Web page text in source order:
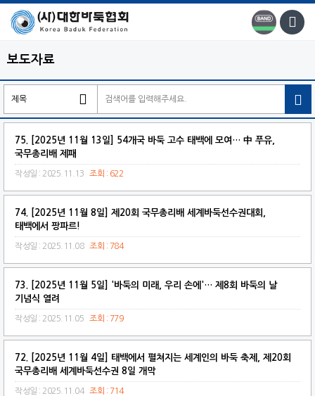
보도자료

75. [2025년 11월 13일] 54개국 바둑 고수 태백에 모여… 中 푸유,
국무총리배 제패
작성일 : 2025.11.13 조회 : 622
74. [2025년 11월 8일] 제20회 국무총리배 세계바둑선수권대회,
태백에서 팡파르!
작성일 : 2025.11.08 조회 : 784
73. [2025년 11월 5일] '바둑의 미래, 우리 손에'… 제8회 바둑의 날
기념식 열려
작성일 : 2025.11.05 조회 : 779
72. [2025년 11월 4일] 태백에서 펼쳐지는 세계인의 바둑 축제, 제20회
국무총리배 세계바둑선수권 8일 개막
작성일 : 2025.11.04 조회 : 714